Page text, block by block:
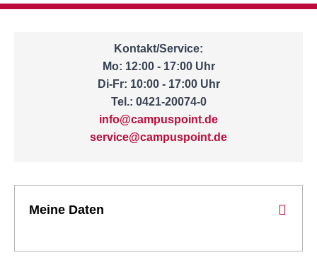
Kontakt/Service:
Mo: 12:00 - 17:00 Uhr
Di-Fr: 10:00 - 17:00 Uhr
Tel.: 0421-20074-0
info@campuspoint.de
service@campuspoint.de
Meine Daten